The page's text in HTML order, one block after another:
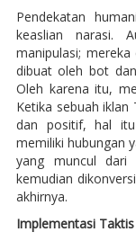
Pendekatan
keaslian narasi.
manipulasi;
dibuat oleh bot
Oleh karena itu,
Ketika sebuah
dan positif, hal
memiliki hubungan
yang muncul dari
kemudian
akhirnya.
Implementasi